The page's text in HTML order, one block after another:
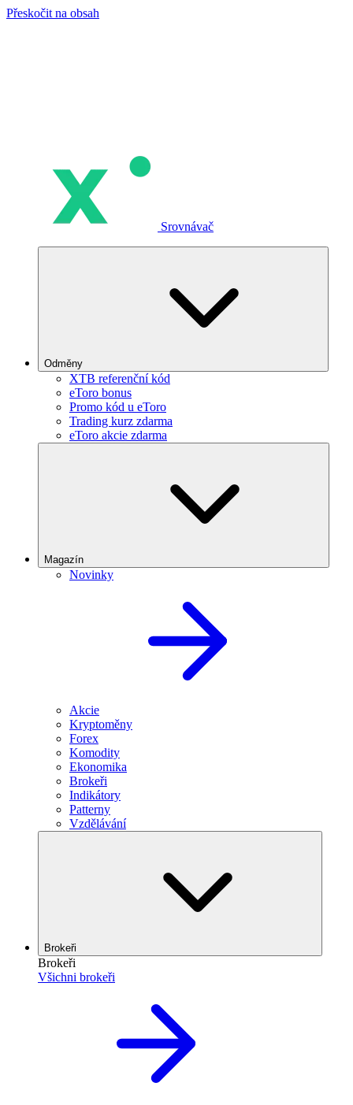
Přeskočit na obsah
Srovnávač
Odměny
XTB referenční kód
eToro bonus
Promo kód u eToro
Trading kurz zdarma
eToro akcie zdarma
Magazín
Novinky
Akcie
Kryptoměny
Forex
Komodity
Ekonomika
Brokeři
Indikátory
Patterny
Vzdělávání
Brokeři
Brokeři
Všichni brokeři